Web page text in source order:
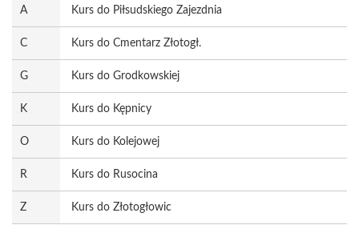
A Kurs do Piłsudskiego Zajezdnia
C Kurs do Cmentarz Złotogł.
G Kurs do Grodkowskiej
K Kurs do Kępnicy
O Kurs do Kolejowej
R Kurs do Rusocina
Z Kurs do Złotogłowic